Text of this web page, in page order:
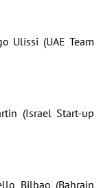
Ulissi (UAE Team
(Israel Start-up
Bilbao (Bahrain